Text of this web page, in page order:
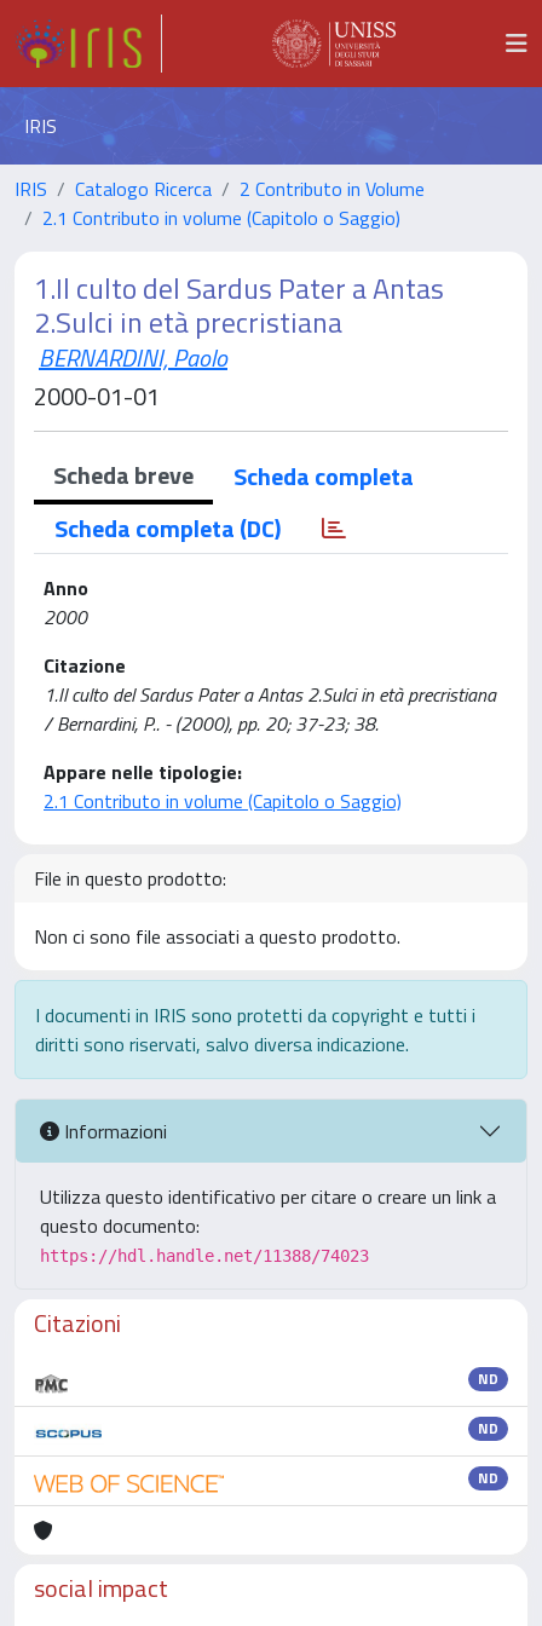
IRIS
IRIS Catalogo Ricerca
2 Contributo in Volume
2.1 Contributo in volume (Capitolo o Saggio)
1.Il culto del Sardus Pater a Antas
2.Sulci in età precristiana
BERNARDINI, Paolo
2000-01-01
Scheda breve
Scheda completa
Scheda completa (DC)
Anno
2000
Citazione
1.Il culto del Sardus Pater a Antas 2.Sulci in età precristiana
/ Bernardini, P.. - (2000), pp. 20; 37-23; 38.
Appare nelle tipologie:
2.1 Contributo in volume (Capitolo o Saggio)
File in questo prodotto:
Non ci sono file associati a questo prodotto.
I documenti in IRIS sono protetti da copyright e tutti i
diritti sono riservati, salvo diversa indicazione.
Informazioni
Utilizza questo identificativo per citare o creare un link a
questo documento:
https://hdl.handle.net/11388/74023
Citazioni
ND
ND
ND
social impact